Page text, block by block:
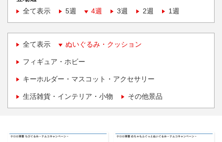
全て表示
5週 4週 3週 2週 1週
全て表示 ぬいぐるみ・クッション
フィギュア・ホビー
キーホルダー・マスコット・アクセサリー
生活雑貨・インテリア・小物 その他景品